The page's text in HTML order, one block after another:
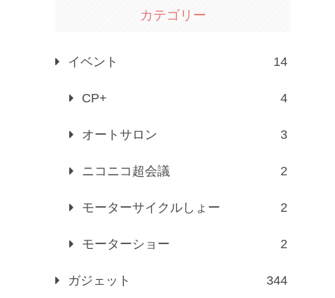
カテゴリー
イベント 14
CP+ 4
オートサロン 3
ニコニコ超会議 2
モーターサイクルしょー 2
モーターショー 2
ガジェット 344